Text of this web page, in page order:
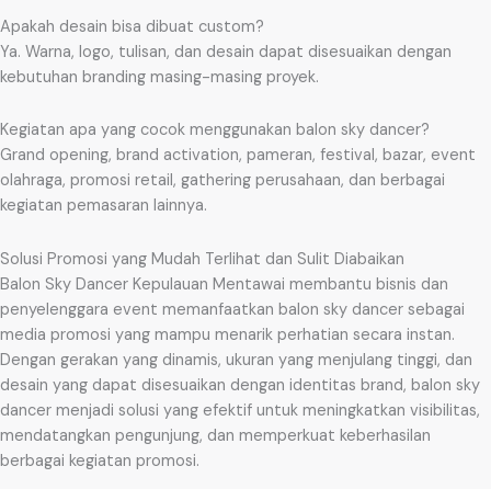
Apakah desain bisa dibuat custom?
Ya. Warna, logo, tulisan, dan desain dapat disesuaikan dengan
kebutuhan branding masing-masing proyek.
Kegiatan apa yang cocok menggunakan balon sky dancer?
Grand opening, brand activation, pameran, festival, bazar, event
olahraga, promosi retail, gathering perusahaan, dan berbagai
kegiatan pemasaran lainnya.
Solusi Promosi yang Mudah Terlihat dan Sulit Diabaikan
Balon Sky Dancer Kepulauan Mentawai membantu bisnis dan
penyelenggara event memanfaatkan balon sky dancer sebagai
media promosi yang mampu menarik perhatian secara instan.
Dengan gerakan yang dinamis, ukuran yang menjulang tinggi, dan
desain yang dapat disesuaikan dengan identitas brand, balon sky
dancer menjadi solusi yang efektif untuk meningkatkan visibilitas,
mendatangkan pengunjung, dan memperkuat keberhasilan
berbagai kegiatan promosi.